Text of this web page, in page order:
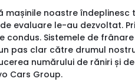
mașinile noastre
evaluare le-au dezvoltat.
Sistemele de
pas clar către drumul
numărului de răniri și
Cars Group.